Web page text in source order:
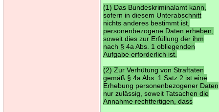
(1) Das Bundeskriminalamt kann,
sofern in diesem Unterabschnitt
nichts anderes bestimmt ist,
personenbezogene Daten erheben,
soweit dies zur Erfüllung der ihm
nach § 4a Abs. 1 obliegenden
Aufgabe erforderlich ist.
(2) Zur Verhütung von Straftaten
gemäß § 4a Abs. 1 Satz 2 ist eine
Erhebung personenbezogener Daten
nur zulässig, soweit Tatsachen die
Annahme rechtfertigen, dass